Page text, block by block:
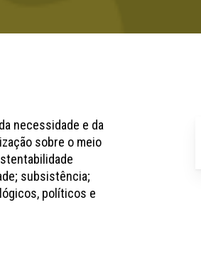
necessidade e da
sobre o meio
subsistência;
políticos e